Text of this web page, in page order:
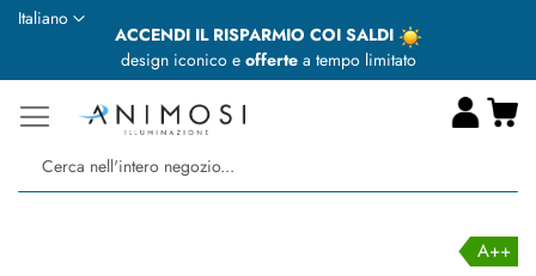
ACCENDI IL RISPARMIO COI SALDI
design iconico e offertea tempo limitato
Lingua
Italiano
A++